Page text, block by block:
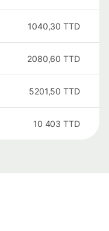
1040,30 TTD
2080,60 TTD
5201,50 TTD
10 403 TTD